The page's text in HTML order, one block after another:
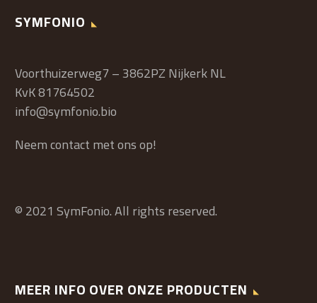
SYMFONIO
Voorthuizerweg7 – 3862PZ Nijkerk NL
KvK 81764502
info@symfonio.bio
Neem contact met ons op!
© 2021 SymFonio. All rights reserved.
MEER INFO OVER ONZE PRODUCTEN